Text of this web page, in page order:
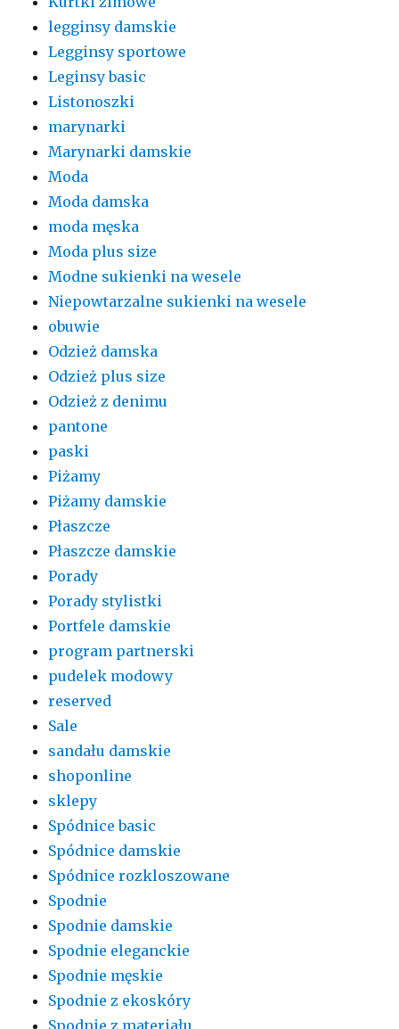
legginsy damskie
Legginsy sportowe
Leginsy basic
Listonoszki
marynarki
Marynarki damskie
Moda
Moda damska
moda męska
Moda plus size
Modne sukienki na wesele
Niepowtarzalne sukienki na wesele
obuwie
Odzież damska
Odzież plus size
Odzież z denimu
pantone
paski
Piżamy
Piżamy damskie
Płaszcze
Płaszcze damskie
Porady
Porady stylistki
Portfele damskie
program partnerski
pudelek modowy
reserved
Sale
sandału damskie
shoponline
sklepy
Spódnice basic
Spódnice damskie
Spódnice rozkloszowane
Spodnie
Spodnie damskie
Spodnie eleganckie
Spodnie męskie
Spodnie z ekoskóry